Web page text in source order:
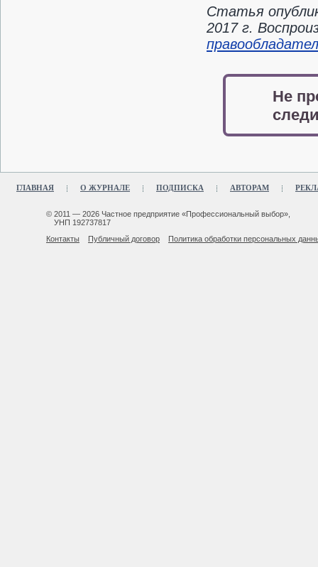
Статья
2017 г.
Не
ГЛАВНАЯ О ЖУРНАЛЕ ПОДПИСКА АВТОРАМ
© 2011 — 2026 Частное предприятие «Профессиональный выбор»,
УНП 192737817
Контакты
Публичный договор Политика обработки персональных